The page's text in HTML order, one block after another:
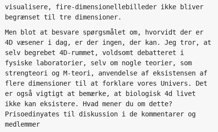
visualisere, fire-dimensionellebilleder ikke bliver
begrænset til tre dimensioner.
Men blot at besvare spørgsmålet om, hvorvidt der er
4D væsener i dag, er der ingen, der kan. Jeg tror, at
selv begrebet 4D-rummet, voldsomt debatteret i
fysiske laboratorier, selv om nogle teorier, som
strengteori og M-teori, anvendelse af eksistensen af
flere dimensioner til at forklare vores Univers. Det
er også vigtigt at bemærke, at biologisk 4d livet
ikke kan eksistere. Hvad mener du om dette?
Prisoedinyates til diskussion i de kommentarer og
medlemmer